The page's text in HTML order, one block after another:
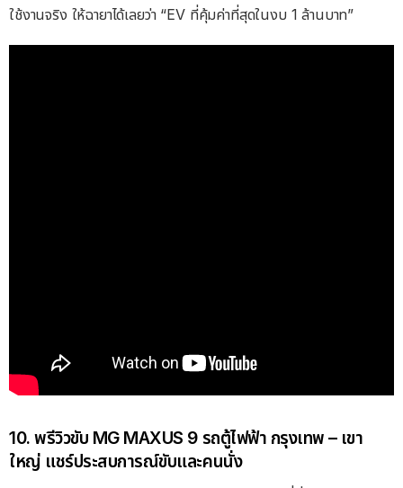
ใช้งานจริง ให้ฉายาได้เลยว่า “EV ที่คุ้มค่าที่สุดในงบ 1 ล้านบาท”
10. พรีวิวขับ MG MAXUS 9 รถตู้ไฟฟ้า กรุงเทพ – เขา
ใหญ่ แชร์ประสบการณ์ขับและคนนั่ง